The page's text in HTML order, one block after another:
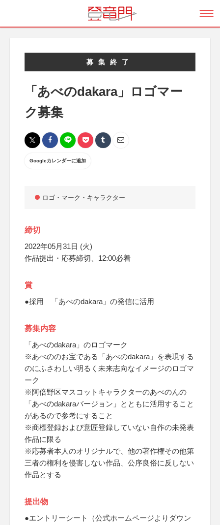
募集終了
「あべのdakara」ロゴマー
ク募集
Googleカレンダーに追加
ロゴ・マーク・キャラクター
締切
2022年05月31日 (火)
作品提出・応募締切、12:00必着
賞
●採用 「あべのdakara」の発信に活用
募集内容
「あべのdakara」のロゴマーク
※あべののお宝である「あべのdakara」を表現する
のにふさわしい明るく未来志向なイメージのロゴマ
ーク
※阿倍野区マスコットキャラクターのあべのんの
「あべのdakaraバージョン」とともに活用すること
があるので参考にすること
※商標登録および意匠登録していない自作の未発表
作品に限る
※応募者本人のオリジナルで、他の著作権その他第
三者の権利を侵害しない作品、公序良俗に反しない
作品とする
提出物
●エントリーシート（公式ホームページよりダウン